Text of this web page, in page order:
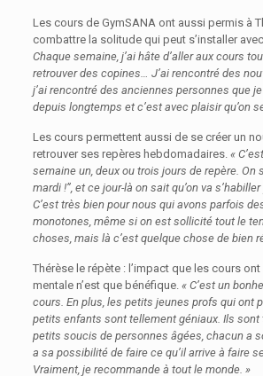
Les cours de GymSANA ont aussi permis à
combattre la solitude qui peut s’installer
Chaque semaine, j’ai hâte d’aller aux cours
retrouver des copines… J’ai rencontré des
j’ai rencontré des anciennes personnes que
depuis longtemps et c’est avec plaisir qu’on
Les cours permettent aussi de se créer un
retrouver ses repères hebdomadaires. «
semaine un, deux ou trois jours de repère. On
mardi !”, et ce jour-là on sait qu’on va
C’est très bien pour nous qui avons parfois
monotones, même si on est sollicité tout le
choses, mais là c’est quelque chose de bien
Thérèse le répète : l’impact que les cours
mentale n’est que bénéfique. « C’est un
cours. En plus, les petits jeunes profs qui ont
petits enfants sont tellement géniaux. Ils
petits soucis de personnes âgées, chacun a
a sa possibilité de faire ce qu’il arrive à faire
Vraiment, je recommande à tout le monde. »